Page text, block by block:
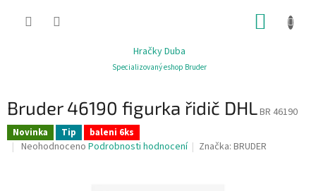
Hračky Duba
Specializovaný eshop Bruder
Bruder 46190 figurka řidič DHLBR 46190
Novinka Tip baleni 6ks
Průměrné
Neohodnoceno Podrobnosti hodnocení Značka:BRUDER